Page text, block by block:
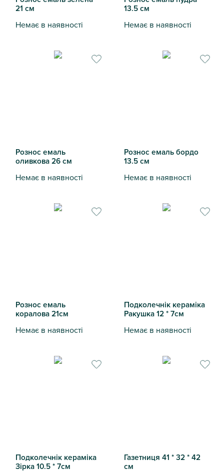
21 см
Немає в наявності
13.5 см
Немає в наявності
Рознос емаль
оливкова 26 см
Немає в наявності
Рознос емаль бордо
13.5 см
Немає в наявності
Рознос емаль
коралова 21см
Немає в наявності
Подколечнік кераміка
Ракушка 12 * 7см
Немає в наявності
Подколечнік кераміка
Зірка 10.5 * 7см
Газетниця 41 * 32 * 42
см